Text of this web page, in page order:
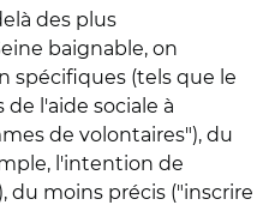
des plus
baignable, on
spécifiques (tels que le
l'aide sociale à
de volontaires"), du
l'intention de
du moins précis ("inscrire